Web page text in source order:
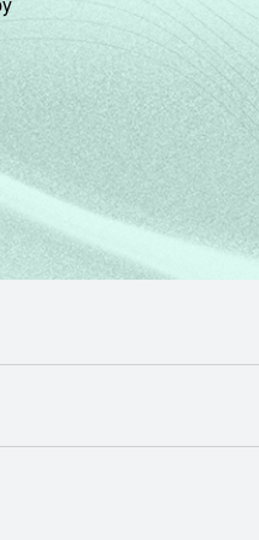
ABA)ABA)
NOVA ABA)
ABA)